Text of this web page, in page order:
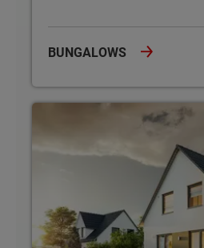
BUNGALOWS